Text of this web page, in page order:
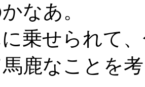
なあ。
乗せられて
鹿なことを